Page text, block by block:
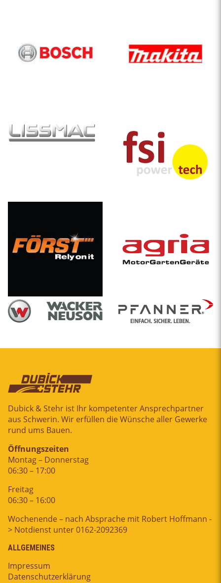
Dubick & Stehr ist Ihr kompetenter Ansprechpartner
aus Schwerin. Wir erfüllen die Wünsche aller Gewerke
rund ums Bauen.
Öffnungszeiten
Montag – Donnerstag
06:30 – 17:00
Freitag
06:30 – 16:00
Wochenende – nach Absprache mit Robert Hoffmann -
> Notdienst unter 0162-2092369
ALLGEMEINES
Impressum
Datenschutzerklärung